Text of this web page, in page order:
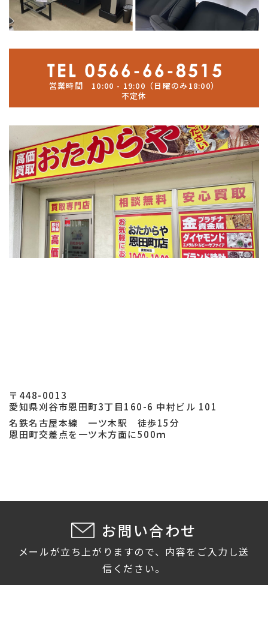
営業時間 10:00 - 19:00（日曜のみ18:00）
不定休
〒448-0013
愛知県刈谷市恩田町3丁目160-6 中村ビル 101
名鉄名古屋本線 一ツ木駅 徒歩15分
恩田町交差点を一ツ木方面に500ｍ
お問い合わせ
メールが立ち上がりますので、内容をご入力し送
信ください。